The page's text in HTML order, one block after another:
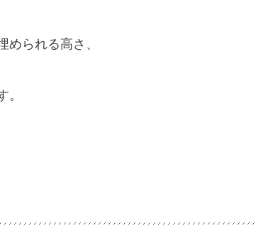
られる高さ、